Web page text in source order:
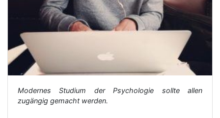
Modernes Studium der Psychologie sollte allen
zugängig gemacht werden.